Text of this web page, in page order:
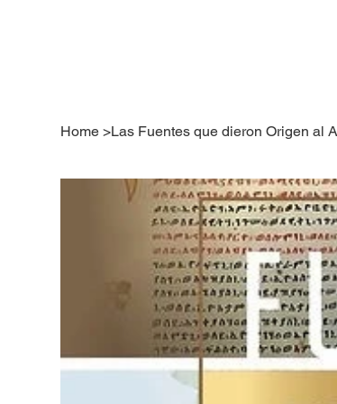
Home >Las Fuentes que dieron Origen al